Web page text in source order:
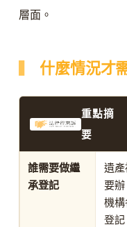
層面。
什麼情況才
重點摘
要
誰需要做繼
承登記
遺
要
機
登記